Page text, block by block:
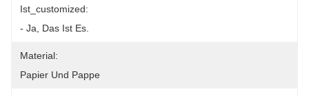
Ist_customized:
- Ja, Das Ist Es.
Material:
Papier Und Pappe